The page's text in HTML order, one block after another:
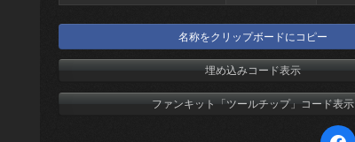
名称をクリップボードにコピー
埋め込みコード表示
ファンキット「ツールチップ」コード表示